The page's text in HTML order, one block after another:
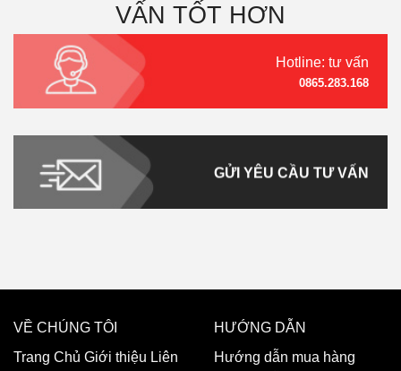
VẤN TỐT HƠN
Hotline: tư vấn
0865.283.168
GỬI YÊU CẦU TƯ VẤN
VỀ CHÚNG TÔI
Trang Chủ Giới thiệu Liên
HƯỚNG DẪN
Hướng dẫn mua hàng